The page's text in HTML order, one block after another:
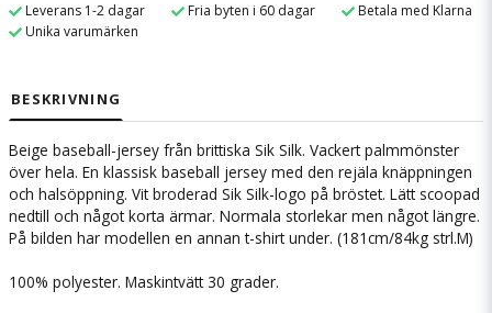
Leverans 1-2 dagar Fria byten i 60 dagar
Betala med Klarna
Unika varumärken
BESKRIVNING
Beige baseball-jersey från brittiska Sik Silk. Vackert palmmönster
över hela. En klassisk baseball jersey med den rejäla knäppningen
och halsöppning. Vit broderad Sik Silk-logo på bröstet. Lätt scoopad
nedtill och något korta ärmar. Normala storlekar men något längre.
På bilden har modellen en annan t-shirt under. (181cm/84kg strl.M)
100% polyester. Maskintvätt 30 grader.